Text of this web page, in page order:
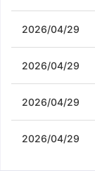
2026/04/29
2026/04/29
2026/04/29
2026/04/29